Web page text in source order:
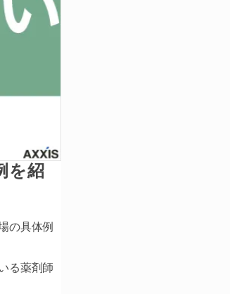
を紹
の具体例
る薬剤師